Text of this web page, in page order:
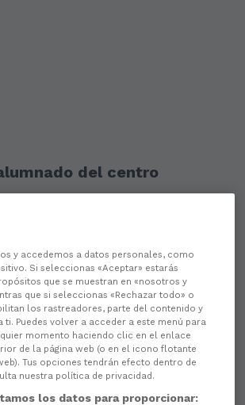
del centro
y accedemos a datos personales, como
Si seleccionas «Aceptar» estarás
que se muestran en «nosotros y
que si seleccionas «Rechazar todo» o
los rastreadores, parte del contenido y
Puedes volver a acceder a este menú para
momento haciendo clic en el enlace
de la página web (o en el icono flotante
Tus opciones tendrán efecto dentro de
nuestra política de privacidad.
los datos para proporcionar: